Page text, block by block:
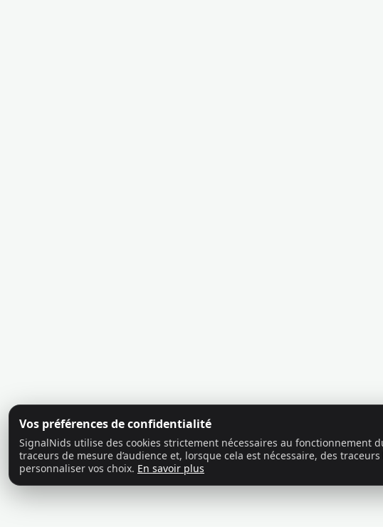
Vos préférences de confidentialité
SignalNids utilise des cookies strictement nécessaires au fonctionnement
traceurs de mesure d’audience et, lorsque cela est nécessaire, des
personnaliser vos choix. En savoir plus